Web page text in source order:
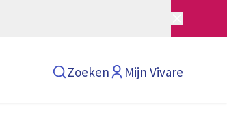
Zoeken Mijn Vivare